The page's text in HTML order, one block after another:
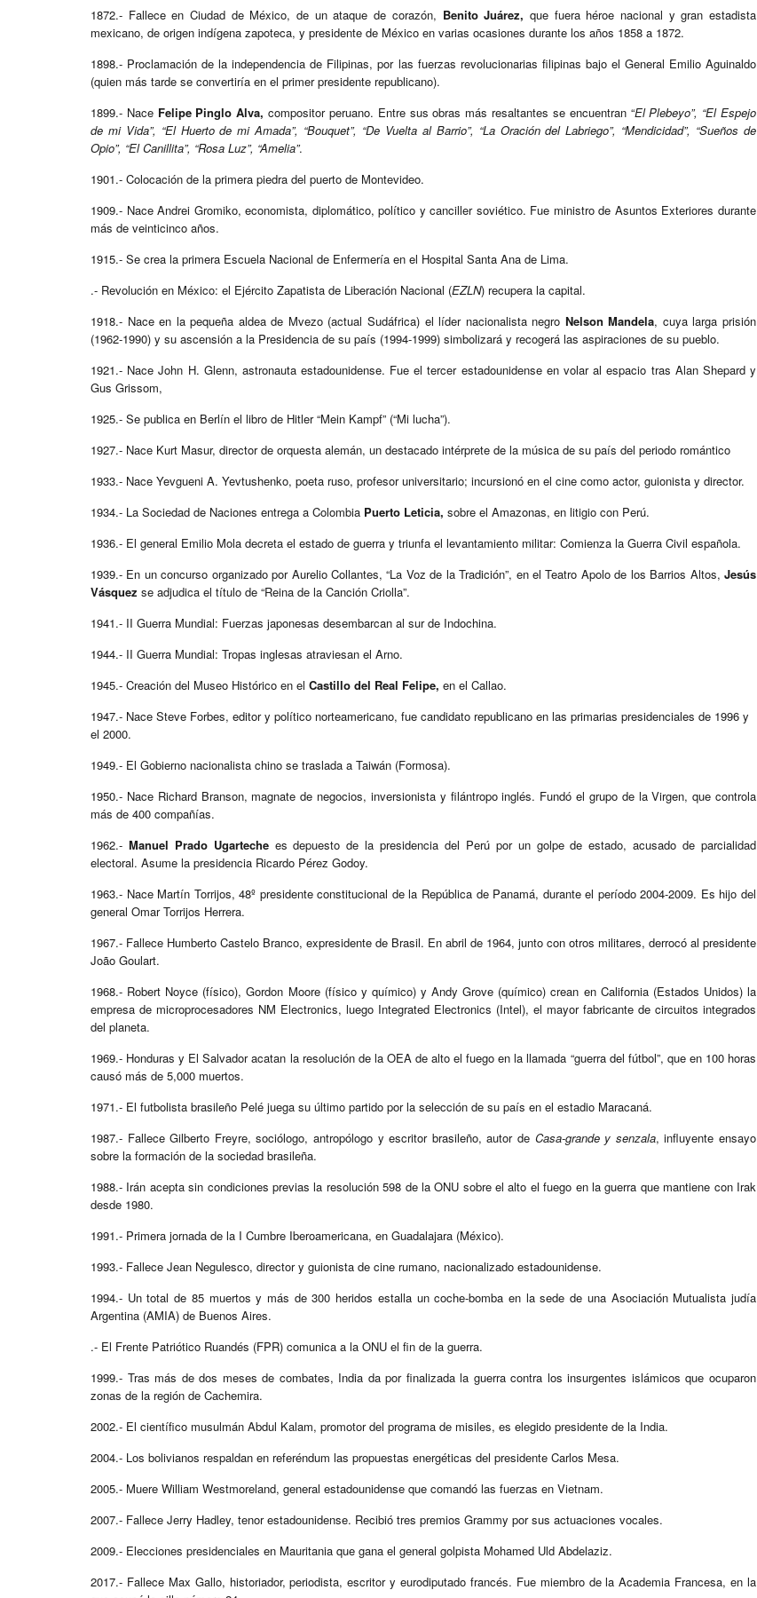
1872.- Fallece en Ciudad de México, de un ataque de corazón, Benito Juárez, que fuera héroe nacional y gran estadista
mexicano, de origen indígena zapoteca, y presidente de México en varias ocasiones durante los años 1858 a 1872.
1898.- Proclamación de la independencia de Filipinas, por las fuerzas revolucionarias filipinas bajo el General Emilio Aguinaldo
(quien más tarde se convertiría en el primer presidente republicano).
1899.- NaceFelipe Pinglo Alva,compositor peruano. Entre sus obras más resaltantes se encuentran “El Plebeyo”, “El Espejo
de mi Vida”, “El Huerto de mi Amada”, “Bouquet”, “De Vuelta al Barrio”, “La Oración del Labriego”, “Mendicidad”, “Sueños de
Opio”, “El Canillita”, “Rosa Luz”, “Amelia”.
1901.- Colocación de la primera piedra del puerto de Montevideo.
1909.- Nace Andrei Gromiko, economista, diplomático, político y canciller soviético. Fue ministro de Asuntos Exteriores durante
más de veinticinco años.
1915.- Se crea la primera Escuela Nacional de Enfermería en el Hospital Santa Ana de Lima.
.- Revolución en México: el Ejército Zapatista de Liberación Nacional (EZLN) recupera la capital.
1918.- Nace en la pequeña aldea de Mvezo (actual Sudáfrica) el líder nacionalista negro Nelson Mandela, cuya larga prisión
(1962-1990) y su ascensión a la Presidencia de su país (1994-1999) simbolizará y recogerá las aspiraciones de su pueblo.
1921.- Nace John H. Glenn, astronauta estadounidense. Fue el tercer estadounidense en volar al espacio tras Alan Shepard y
Gus Grissom,
1925.- Se publica en Berlín el libro de Hitler “Mein Kampf” (“Mi lucha”).
1927.- Nace Kurt Masur, director de orquesta alemán, un destacado intérprete de la música de su país del periodo romántico
1933.- Nace Yevgueni A. Yevtushenko, poeta ruso, profesor universitario; incursionó en el cine como actor, guionista y director.
1934.- La Sociedad de Naciones entrega a Colombia Puerto Leticia, sobre el Amazonas, en litigio con Perú.
1936.- El general Emilio Mola decreta el estado de guerra y triunfa el levantamiento militar: Comienza la Guerra Civil española.
1939.- En un concurso organizado por Aurelio Collantes, “La Voz de la Tradición”, en el Teatro Apolo de los Barrios Altos, Jesús
Vásquez se adjudica el título de “Reina de la Canción Criolla”.
1941.- II Guerra Mundial: Fuerzas japonesas desembarcan al sur de Indochina.
1944.- II Guerra Mundial: Tropas inglesas atraviesan el Arno.
1945.- Creación del Museo Histórico en el Castillo del Real Felipe, en el Callao.
1947.- Nace Steve Forbes, editor y político norteamericano, fue candidato republicano en las primarias presidenciales de 1996 y
el 2000.
1949.- El Gobierno nacionalista chino se traslada a Taiwán (Formosa).
1950.- Nace Richard Branson, magnate de negocios, inversionista y filántropo inglés. Fundó el grupo de la Virgen, que controla
más de 400 compañías.
1962.- Manuel Prado Ugarteche es depuesto de la presidencia del Perú por un golpe de estado, acusado de parcialidad
electoral. Asume la presidencia Ricardo Pérez Godoy.
1963.- Nace Martín Torrijos, 48º presidente constitucional de la República de Panamá, durante el período 2004-2009. Es hijo del
general Omar Torrijos Herrera.
1967.- Fallece Humberto Castelo Branco, expresidente de Brasil. En abril de 1964, junto con otros militares, derrocó al presidente
João Goulart.
1968.- Robert Noyce (físico), Gordon Moore (físico y químico) y Andy Grove (químico) crean en California (Estados Unidos) la
empresa de microprocesadores NM Electronics, luego Integrated Electronics (Intel), el mayor fabricante de circuitos integrados
del planeta.
1969.- Honduras y El Salvador acatan la resolución de la OEA de alto el fuego en la llamada “guerra del fútbol”, que en 100 horas
causó más de 5,000 muertos.
1971.- El futbolista brasileño Pelé juega su último partido por la selección de su país en el estadio Maracaná.
1987.- Fallece Gilberto Freyre, sociólogo, antropólogo y escritor brasileño, autor de Casa-grande y senzala, influyente ensayo
sobre la formación de la sociedad brasileña.
1988.- Irán acepta sin condiciones previas la resolución 598 de la ONU sobre el alto el fuego en la guerra que mantiene con Irak
desde 1980.
1991.- Primera jornada de la I Cumbre Iberoamericana, en Guadalajara (México).
1993.- Fallece Jean Negulesco, director y guionista de cine rumano, nacionalizado estadounidense.
1994.- Un total de 85 muertos y más de 300 heridos estalla un coche-bomba en la sede de una Asociación Mutualista judía
Argentina (AMIA) de Buenos Aires.
.- El Frente Patriótico Ruandés (FPR) comunica a la ONU el fin de la guerra.
1999.- Tras más de dos meses de combates, India da por finalizada la guerra contra los insurgentes islámicos que ocuparon
zonas de la región de Cachemira.
2002.- El científico musulmán Abdul Kalam, promotor del programa de misiles, es elegido presidente de la India.
2004.- Los bolivianos respaldan en referéndum las propuestas energéticas del presidente Carlos Mesa.
2005.- Muere William Westmoreland, general estadounidense que comandó las fuerzas en Vietnam.
2007.- Fallece Jerry Hadley, tenor estadounidense. Recibió tres premios Grammy por sus actuaciones vocales.
2009.- Elecciones presidenciales en Mauritania que gana el general golpista Mohamed Uld Abdelaziz.
2017.- Fallece Max Gallo, historiador, periodista, escritor y eurodiputado francés. Fue miembro de la Academia Francesa, en la